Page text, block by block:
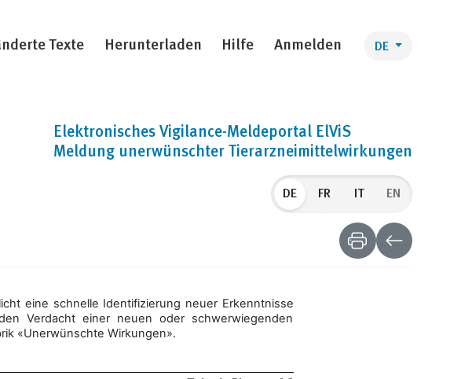
Texte Herunterladen Hilfe Anmelden DE
Elektronisches Vigilance-Meldeportal ElViS
Meldung unerwünschter Tierarzneimittelwirkungen
DE EN